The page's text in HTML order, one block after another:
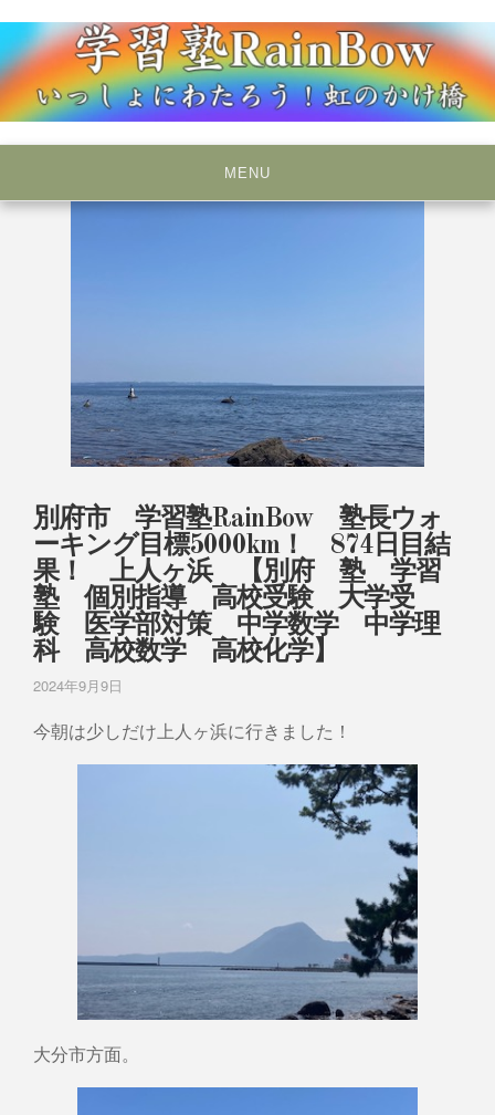
to
content
学習塾RainBow
MENU
別府市 学習塾RainBow 塾長ウォ
ーキング目標5000km！ 874日目結
果！ 上人ヶ浜 【別府 塾 学習
塾 個別指導 高校受験 大学受
験 医学部対策 中学数学 中学理
科 高校数学 高校化学】
2024年9月9日
今朝は少しだけ上人ヶ浜に行きました！
大分市方面。